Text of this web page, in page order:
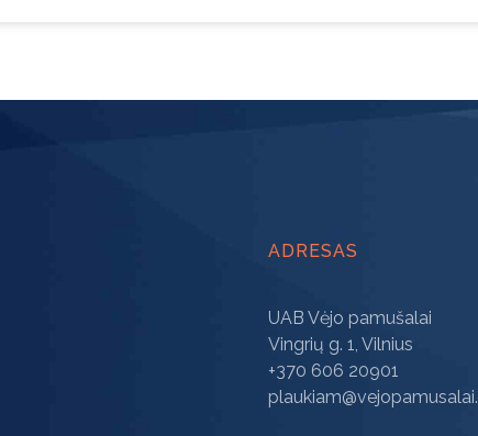
ADRESAS
UAB Vėjo pamušalai
Vingrių g. 1, Vilnius
+370 606 20901